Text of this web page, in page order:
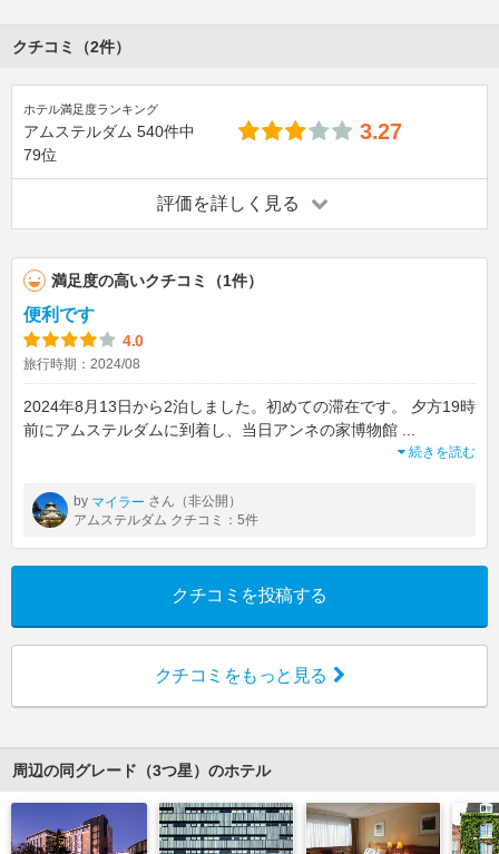
クチコミ（2件）
ホテル満足度ランキング
アムステルダム 540件中
79位
3.27
評価を詳しく見る
満足度の高いクチコミ（1件）
便利です
4.0
旅行時期：2024/08
2024年8月13日から2泊しました。初めての滞在です。 夕方19時
前にアムステルダムに到着し、当日アンネの家博物館 ...
続きを読む
by マイラー さん（非公開）
アムステルダム クチコミ：5件
クチコミを投稿する
クチコミをもっと見る
周辺の同グレード（3つ星）のホテル